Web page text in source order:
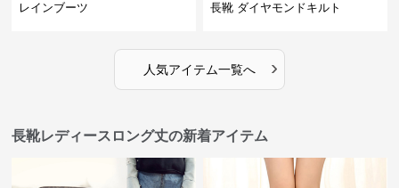
レインブーツ
長靴 ダイヤモンドキルト
人気アイテム一覧へ ›
長靴レディースロング丈の新着アイテム